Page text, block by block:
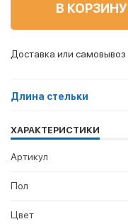
В КОРЗИНУ
Доставка или самовывоз
Длина стельки
ХАРАКТЕРИСТИКИ
Артикул
Пол
Цвет